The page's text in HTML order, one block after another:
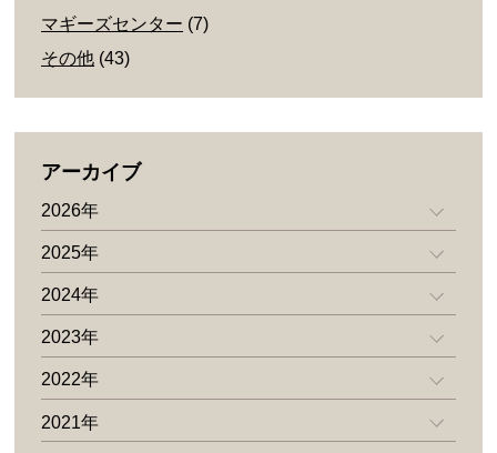
マギーズセンター (7)
その他 (43)
アーカイブ
2026年
2025年
2024年
2023年
2022年
2021年